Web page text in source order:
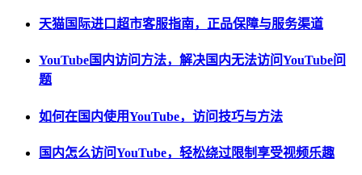
天猫国际进口超市客服指南，正品保障与服务渠道
YouTube国内访问方法，解决国内无法访问YouTube问
题
如何在国内使用YouTube，访问技巧与方法
国内怎么访问YouTube，轻松绕过限制享受视频乐趣